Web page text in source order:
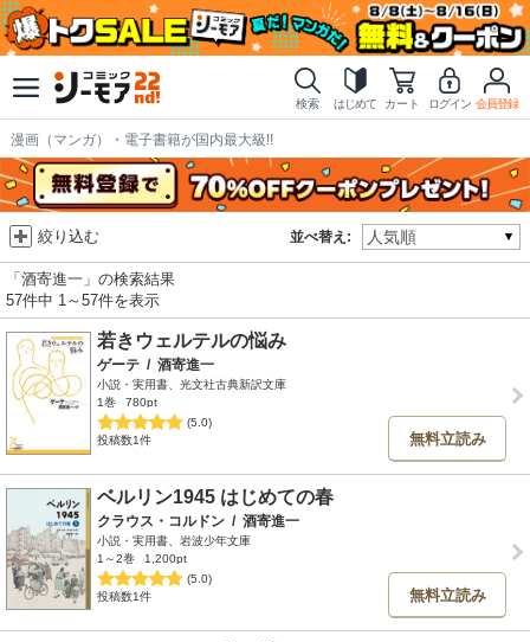
検索 はじめて カート ログイン 会員登録
漫画（マンガ）・電子書籍が国内最大級!!
並べ替え:
絞り込む
「酒寄進一」の検索結果
57件中 1～57件を表示
若きウェルテルの悩み
ゲーテ / 酒寄進一
小説・実用書、光文社古典新訳文庫
1巻
780pt
(5.0)
投稿数1件
無料立読み
ベルリン1945 はじめての春
クラウス・コルドン / 酒寄進一
小説・実用書、岩波少年文庫
1～2巻
1,200pt
(5.0)
投稿数1件
無料立読み